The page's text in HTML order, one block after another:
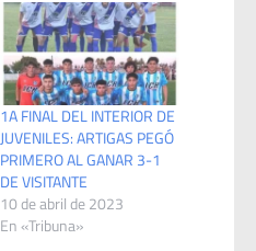
1A FINAL DEL INTERIOR DE
JUVENILES: ARTIGAS PEGÓ
PRIMERO AL GANAR 3-1
DE VISITANTE
10 de abril de 2023
En «Tribuna»